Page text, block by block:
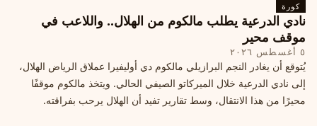
كورة
نادي الدرعية يطلب مالكوم من الهلال.. واللاعب في
موقف محير
٥ أغسطس ٢٠٢٦
يُتوقع أن يغادر النجم البرازيلي مالكوم دي أوليفيرا عملاق الرياض الهلال،
إلى نادي الدرعية خلال الميركاتو الصيفي الحالي. ويتخذ مالكوم موقفًا
محيرًا من هذا الانتقال، وسط تقارير تفيد أن الهلال يرحب بفراقته.